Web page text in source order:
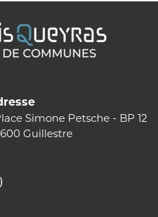
Simone Petsche - BP 12
Guillestre